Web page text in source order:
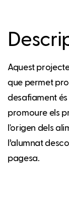
Aquest
que permet
desafiament
promoure els
l'origen dels
l’alumnat
pagesa.